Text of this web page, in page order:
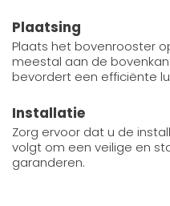
Plaatsing
Plaats het bovenrooster
meestal aan de
bevordert een efficiënte
Installatie
Zorg ervoor dat u de
volgt om een veilige en
garanderen.